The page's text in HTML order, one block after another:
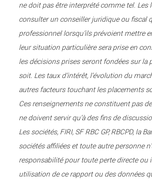
ne doit pas être interprété comme tel. Les
consulter un conseiller juridique ou fiscal
professionnel lorsqu’ils prévoient mettre
leur situation particulière sera prise en
les décisions prises seront fondées sur
soit. Les taux d’intérêt, l’évolution du
autres facteurs touchant les placements
Ces renseignements ne constituent pas
ne doivent servir qu’à des fins de
Les sociétés, FIRI, SF RBC GP, RBCPD, la
sociétés affiliées et toute autre personne
responsabilité pour toute perte directe ou
utilisation de ce rapport ou des données